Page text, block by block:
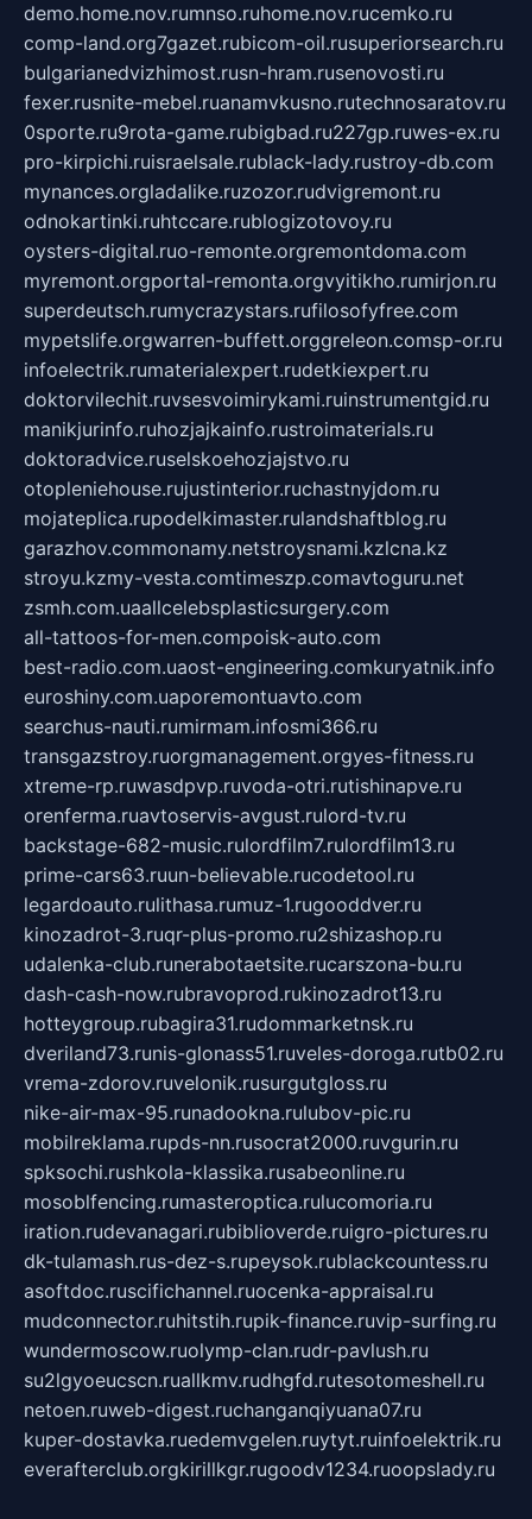
demo.home.nov.rumnso.ruhome.nov.rucemko.ru
comp-land.org7gazet.rubicom-oil.rusuperiorsearch.ru
bulgarianedvizhimost.rusn-hram.rusenovosti.ru
fexer.rusnite-mebel.ruanamvkusno.rutechnosaratov.ru
0sporte.ru9rota-game.rubigbad.ru227gp.ruwes-ex.ru
pro-kirpichi.ruisraelsale.rublack-lady.rustroy-db.com
mynances.orgladalike.ruzozor.rudvigremont.ru
odnokartinki.ruhtccare.rublogizotovoy.ru
oysters-digital.ruo-remonte.orgremontdoma.com
myremont.orgportal-remonta.orgvyitikho.rumirjon.ru
superdeutsch.rumycrazystars.rufilosofyfree.com
mypetslife.orgwarren-buffett.orggreleon.comsp-or.ru
infoelectrik.rumaterialexpert.rudetkiexpert.ru
doktorvilechit.ruvsesvoimirykami.ruinstrumentgid.ru
manikjurinfo.ruhozjajkainfo.rustroimaterials.ru
doktoradvice.ruselskoehozjajstvo.ru
otopleniehouse.rujustinterior.ruchastnyjdom.ru
mojateplica.rupodelkimaster.rulandshaftblog.ru
garazhov.commonamy.netstroysnami.kzlcna.kz
stroyu.kzmy-vesta.comtimeszp.comavtoguru.net
zsmh.com.uaallcelebsplasticsurgery.com
all-tattoos-for-men.compoisk-auto.com
best-radio.com.uaost-engineering.comkuryatnik.info
euroshiny.com.uaporemontuavto.com
searchus-nauti.rumirmam.infosmi366.ru
transgazstroy.ruorgmanagement.orgyes-fitness.ru
xtreme-rp.ruwasdpvp.ruvoda-otri.rutishinapve.ru
orenferma.ruavtoservis-avgust.rulord-tv.ru
backstage-682-music.rulordfilm7.rulordfilm13.ru
prime-cars63.ruun-believable.rucodetool.ru
legardoauto.rulithasa.rumuz-1.rugooddver.ru
kinozadrot-3.ruqr-plus-promo.ru2shizashop.ru
udalenka-club.runerabotaetsite.rucarszona-bu.ru
dash-cash-now.rubravoprod.rukinozadrot13.ru
hotteygroup.rubagira31.rudommarketnsk.ru
dveriland73.runis-glonass51.ruveles-doroga.rutb02.ru
vrema-zdorov.ruvelonik.rusurgutgloss.ru
nike-air-max-95.runadookna.rulubov-pic.ru
mobilreklama.rupds-nn.rusocrat2000.ruvgurin.ru
spksochi.rushkola-klassika.rusabeonline.ru
mosoblfencing.rumasteroptica.rulucomoria.ru
iration.rudevanagari.rubiblioverde.ruigro-pictures.ru
dk-tulamash.rus-dez-s.rupeysok.rublackcountess.ru
asoftdoc.ruscifichannel.ruocenka-appraisal.ru
mudconnector.ruhitstih.rupik-finance.ruvip-surfing.ru
wundermoscow.ruolymp-clan.rudr-pavlush.ru
su2lgyoeucscn.ruallkmv.rudhgfd.rutesotomeshell.ru
netoen.ruweb-digest.ruchanganqiyuana07.ru
kuper-dostavka.ruedemvgelen.ruytyt.ruinfoelektrik.ru
everafterclub.orgkirillkgr.rugoodv1234.ruoopslady.ru